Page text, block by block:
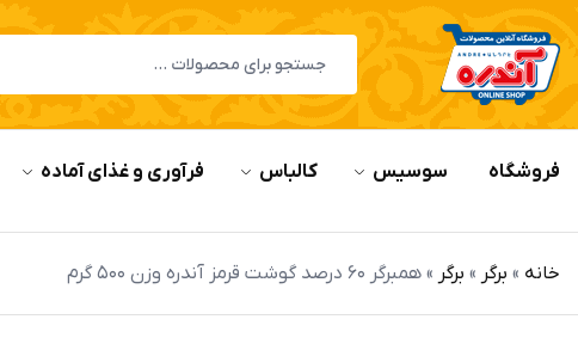
فروشگاه سوسیس کالباس فرآوری و غذای آماده
خانه » برگر » برگر » همبرگر 60 درصد گوشت قرمز آندره وزن 500 گرم